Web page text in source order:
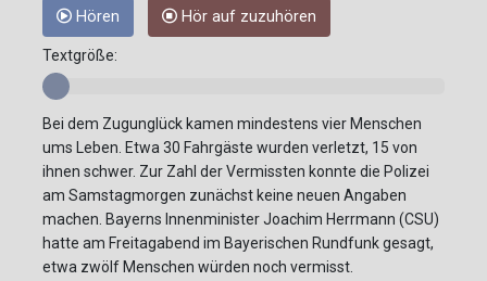
Hören Hör auf zuzuhören
Textgröße:
Bei dem Zugunglück kamen mindestens vier Menschen
ums Leben. Etwa 30 Fahrgäste wurden verletzt, 15 von
ihnen schwer. Zur Zahl der Vermissten konnte die Polizei
am Samstagmorgen zunächst keine neuen Angaben
machen. Bayerns Innenminister Joachim Herrmann (CSU)
hatte am Freitagabend im Bayerischen Rundfunk gesagt,
etwa zwölf Menschen würden noch vermisst.